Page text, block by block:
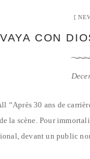
VAYA CON
“Après 30 ans de
la scène. Pour
devant un public